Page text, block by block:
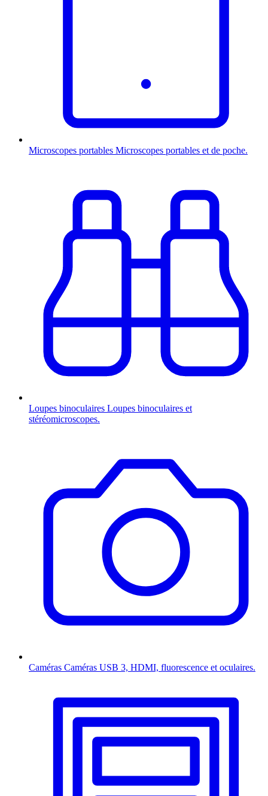
Microscopes portables Microscopes portables et de poche.
Loupes binoculaires Loupes binoculaires et
stéréomicroscopes.
Caméras Caméras USB 3, HDMI, fluorescence et oculaires.